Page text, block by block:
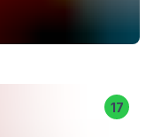
17